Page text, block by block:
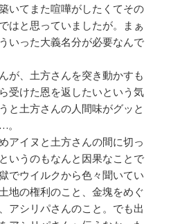
いてまた喧嘩がしたくてその
はと思っていましたが。まぁ
いった大義名分が必要なんで
が、土方さんを突き動かすも
受けた恩を返したいという気
と土方さんの人間味がグッと
アイヌと土方さんの間に切っ
いうのもなんと因果なことで
でウイルクから色々聞いてい
地の権利のこと、金塊をめぐ
アシリパさんのこと。でも出